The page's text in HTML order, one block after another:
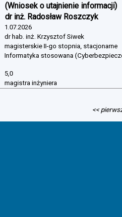
(Wniosek o utajnienie informacji)
dr inż. Radosław Roszczyk
1.07.2026
dr hab. inż. Krzysztof Siwek
magisterskie II-go stopnia, stacjonarne
Informatyka stosowana
5,0
magistra inżyniera
<<